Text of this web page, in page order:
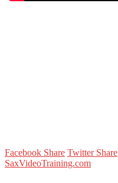
Facebook Share Twitter Share
SaxVideoTraining.com